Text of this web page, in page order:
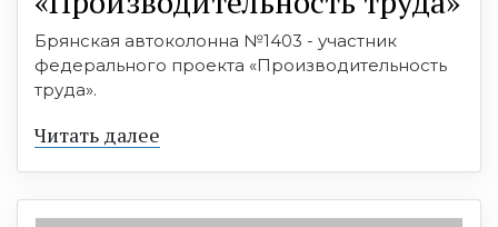
Брянская автоколонна №1403 - участник
федерального проекта «Производительность
труда».
Читать далее